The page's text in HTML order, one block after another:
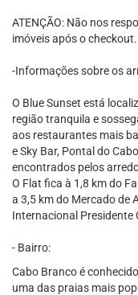
ATENÇÃO: Não nos
imóveis após o checkout.
-Informações sobre os
O Blue Sunset está
região tranquila e
aos restaurantes mais
e Sky Bar, Pontal do
encontrados pelos
O Flat fica à 1,8 km do
a 3,5 km do Mercado de
Internacional Presidente
- Bairro:
Cabo Branco é
uma das praias mais